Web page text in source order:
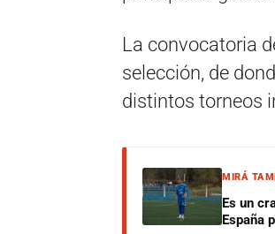
La convocatoria
selección, de
distintos torneos
MIRÁ
Es un
España